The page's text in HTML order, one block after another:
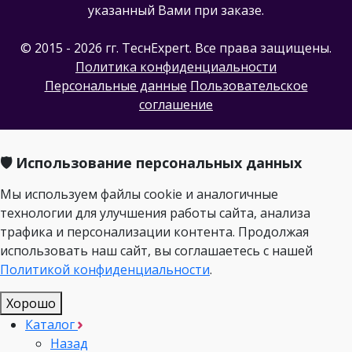
указанный Вами при заказе.
© 2015 - 2026 гг. ТеcнExpert. Все права защищены.
Политика конфиденциальности
Персональные данные Пользовательское
соглашение
🛡️ Использование персональных данных
Мы используем файлы cookie и аналогичные
технологии для улучшения работы сайта, анализа
трафика и персонализации контента. Продолжая
использовать наш сайт, вы соглашаетесь с нашей
Политикой конфиденциальности.
Хорошо
Каталог
Назад